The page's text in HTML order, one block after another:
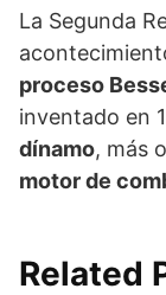
La Segunda
proceso
inventado en
dínamo, más
motor de
Related